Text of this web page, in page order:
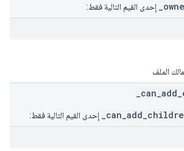
إحدى القيم التالية فقط:
الملف
إحدى القيم التالية فقط: